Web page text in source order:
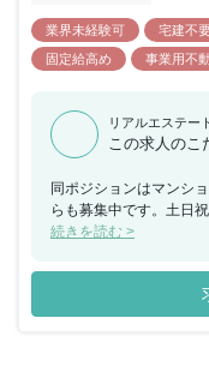
業界未経験可 宅建不
固定給高め
事業用不
リアルエステー
この求人のこ
同ポジションはマンシ
らも募集中です。土日
重視の方にもおすすめ
ーズはグッドデザイン
スタイルを実現するマ
おり急成長中の企業に
続きを読む >